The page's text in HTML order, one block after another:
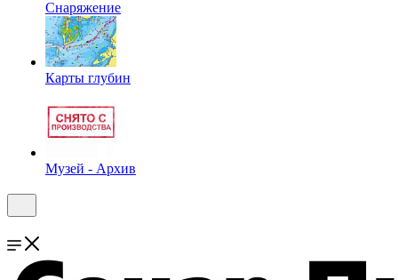
Снаряжение
Карты глубин
Музей - Архив